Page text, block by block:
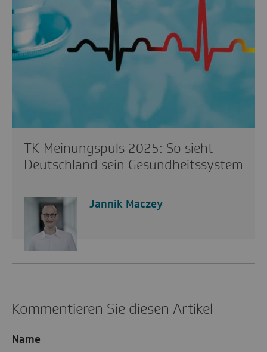
TK-Meinungspuls 2025: So sieht
Deutschland sein Gesundheitssystem
Jannik Maczey
Kommentieren Sie diesen Artikel
Name